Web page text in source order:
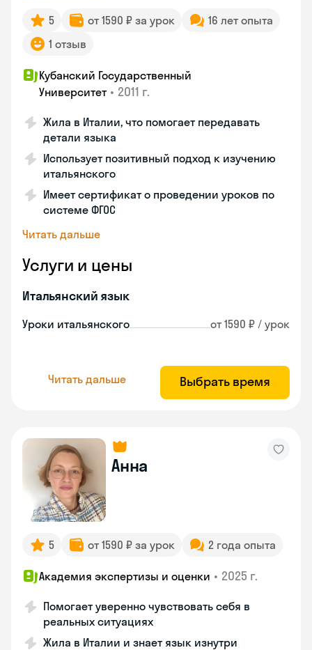
5 от 1590 ₽ за урок
16 лет опыта
1 отзыв
Кубанский Государственный
Университет • 2011 г.
Жила в Италии, что помогает передавать
детали языка
Использует позитивный подход к изучению
итальянского
Имеет сертификат о проведении уроков по
системе ФГОС
Читать дальше
Услуги и цены
Итальянский язык
Уроки итальянского от 1590 ₽ / урок
Читать дальше Выбрать время
Анна
5 от 1590 ₽ за урок 2 года опыта
Академия экспертизы и оценки • 2025 г.
Помогает уверенно чувствовать себя в
реальных ситуациях
Жила в Италии и знает язык изнутри